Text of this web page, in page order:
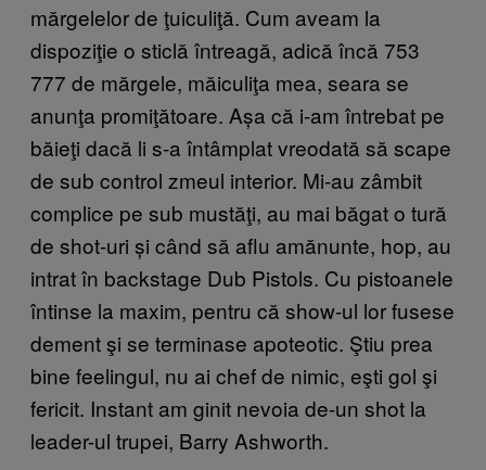
mărgelelor de ţuiculiţă. Cum aveam la
dispoziţie o sticlă întreagă, adică încă 753
777 de mărgele, măiculiţa mea, seara se
anunţa promiţătoare. Așa că i-am întrebat pe
băieţi dacă li s-a întâmplat vreodată să scape
de sub control zmeul interior. Mi-au zâmbit
complice pe sub mustăţi, au mai băgat o tură
de shot-uri și când să aflu amănunte, hop, au
intrat în backstage Dub Pistols. Cu pistoanele
întinse la maxim, pentru că show-ul lor fusese
dement şi se terminase apoteotic. Ştiu prea
bine feelingul, nu ai chef de nimic, eşti gol şi
fericit. Instant am ginit nevoia de-un shot la
leader-ul trupei, Barry Ashworth.